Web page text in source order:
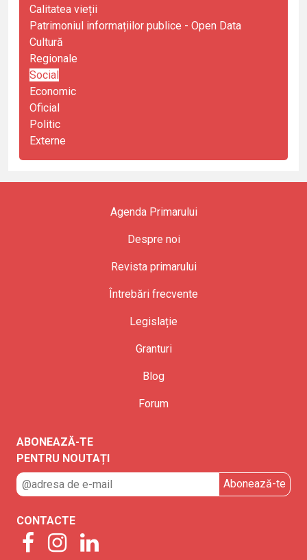
Calitatea vieții
Patrimoniul informațiilor publice - Open Data
Cultură
Regionale
Social
Economic
Oficial
Politic
Externe
Agenda Primarului
Despre noi
Revista primarului
Întrebări frecvente
Legislație
Granturi
Blog
Forum
ABONEAZĂ-TE
PENTRU NOUTAȚI
CONTACTE